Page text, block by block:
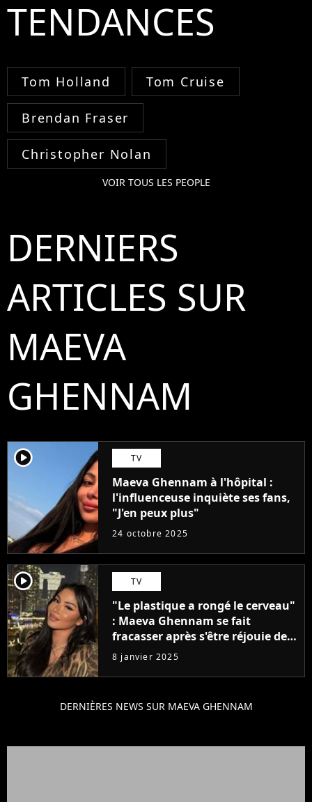
TENDANCES
Tom Holland Tom Cruise
Brendan Fraser
Christopher Nolan
VOIR TOUS LES PEOPLE
DERNIERS
ARTICLES SUR
MAEVA
GHENNAM
player2 TV
Maeva Ghennam à l'hôpital :
l'influenceuse inquiète ses fans,
"J'en peux plus"
24 octobre 2025
player2 TV
"Le plastique a rongé le cerveau"
: Maeva Ghennam se fait
fracasser après s'être réjouie de
la disparition de Jean-Marie Le
Pen, elle répond et fait encore
polémique
8 janvier 2025
DERNIÈRES NEWS SUR MAEVA GHENNAM